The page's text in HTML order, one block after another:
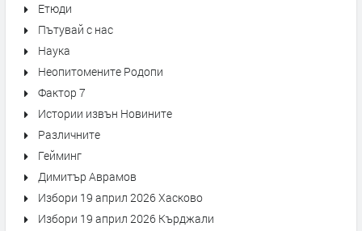
Етюди
Пътувай с нас
Наука
Неопитомените Родопи
Фактор 7
Истории извън Новините
Различните
Гейминг
Димитър Аврамов
Избори 19 април 2026 Хасково
Избори 19 април 2026 Кърджали